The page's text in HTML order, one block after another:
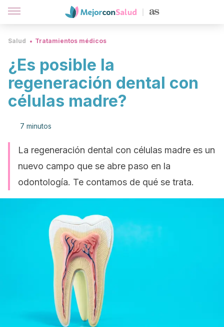
Salud Tratamientos médicos
¿Es posible la
regeneración dental con
células madre?
7 minutos
La regeneración dental con células madre es un
nuevo campo que se abre paso en la
odontología. Te contamos de qué se trata.